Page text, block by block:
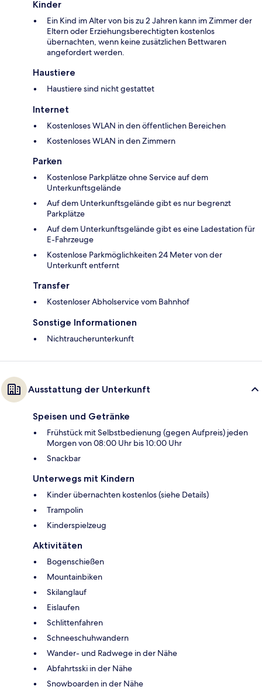
Kinder
Ein Kind im Alter von bis zu 2 Jahren kann im Zimmer der
Eltern oder Erziehungsberechtigten kostenlos
übernachten, wenn keine zusätzlichen Bettwaren
angefordert werden.
Haustiere
Haustiere sind nicht gestattet
Internet
Kostenloses WLAN in den öffentlichen Bereichen
Kostenloses WLAN in den Zimmern
Parken
Kostenlose Parkplätze ohne Service auf dem
Unterkunftsgelände
Auf dem Unterkunftsgelände gibt es nur begrenzt
Parkplätze
Auf dem Unterkunftsgelände gibt es eine Ladestation für
E-Fahrzeuge
Kostenlose Parkmöglichkeiten 24 Meter von der
Unterkunft entfernt
Transfer
Kostenloser Abholservice vom Bahnhof
Sonstige Informationen
Nichtraucherunterkunft
Ausstattung der Unterkunft
Speisen und Getränke
Frühstück mit Selbstbedienung (gegen Aufpreis) jeden
Morgen von 08:00 Uhr bis 10:00 Uhr
Snackbar
Unterwegs mit Kindern
Kinder übernachten kostenlos (siehe Details)
Trampolin
Kinderspielzeug
Aktivitäten
Bogenschießen
Mountainbiken
Skilanglauf
Eislaufen
Schlittenfahren
Schneeschuhwandern
Wander- und Radwege in der Nähe
Abfahrtsski in der Nähe
Snowboarden in der Nähe